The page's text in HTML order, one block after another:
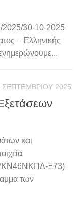
2025/30-10-2025
– Ελληνικής
ΣΕΠΤΕΜΒΡΊΟΥ 2025
και
Ξ73)
των